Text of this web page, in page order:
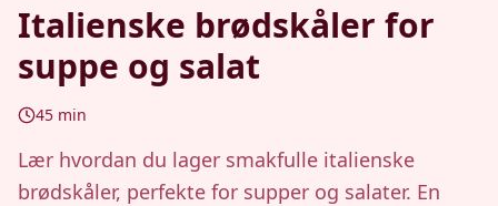
Italienske brødskåler for
suppe og salat
45 min
Lær hvordan du lager smakfulle italienske
brødskåler, perfekte for supper og salater. En